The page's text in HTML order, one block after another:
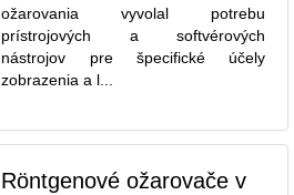
ožarovania vyvolal potrebu
prístrojových a softvérových
nástrojov pre špecifické účely
zobrazenia a l...
Röntgenové ožarovače v